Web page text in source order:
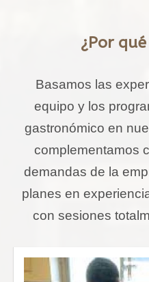
¿Por
Basamos las
equipo y los
gastronómico en
complementamos
demandas de la
planes en
con sesiones